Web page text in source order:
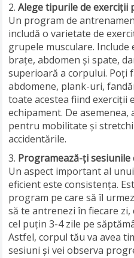
Alege tipurile de exerciții
Un program de
includă o varietate de
grupele musculare.
brațe, abdomen și spate,
superioară a corpului. Poți
abdomene, plank-uri,
toate acestea fiind exerciții
echipament. De asemenea,
pentru mobilitate și
accidentările.
Programează-ți
Un aspect important al
eficient este consistența.
program pe care să îl
să te antrenezi în fiecare
cel puțin 3-4 zile pe
Astfel, corpul tău va avea
sesiuni și vei observa